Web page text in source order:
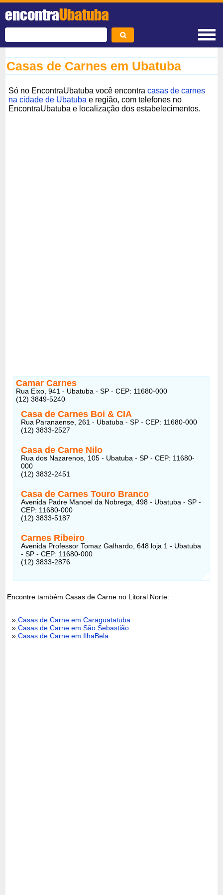
encontraUbatuba
Casas de Carnes em Ubatuba
Só no EncontraUbatuba você encontracasas de carnes
na cidade de Ubatuba e região, com telefones no
EncontraUbatuba e localização dos estabelecimentos.
Camar Carnes
Rua Eixo, 941 - Ubatuba - SP - CEP: 11680-000
(12) 3849-5240
Casa de Carnes Boi & CIA
Rua Paranaense, 261 - Ubatuba - SP - CEP: 11680-000
(12) 3833-2527
Casa de Carne Nilo
Rua dos Nazarenos, 105 - Ubatuba - SP - CEP: 11680-
000
(12) 3832-2451
Casa de Carnes Touro Branco
Avenida Padre Manoel da Nobrega, 498 - Ubatuba - SP -
CEP: 11680-000
(12) 3833-5187
Carnes Ribeiro
Avenida Professor Tomaz Galhardo, 648 loja 1 - Ubatuba
- SP - CEP: 11680-000
(12) 3833-2876
Encontre também Casas de Carne no Litoral Norte:
»Casas de Carne em Caraguatatuba
»Casas de Carne em São Sebastião
»Casas de Carne em IlhaBela